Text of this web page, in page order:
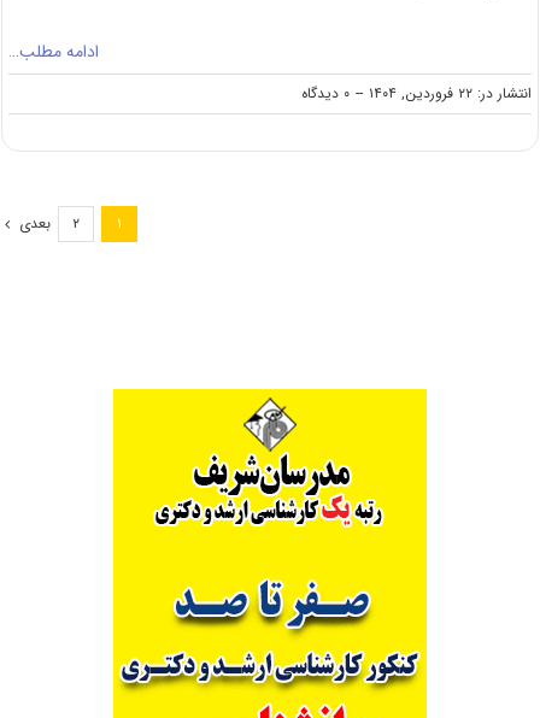
ادامه مطلب…
انتشار در: ۲۲ فروردین, ۱۴۰۴ -- ۰ دیدگاه
on
بورسیه
۱ ۲ بعدی